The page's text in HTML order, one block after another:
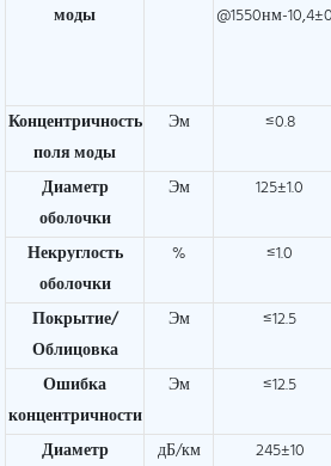
моды
@1550нм-
Концентричность
поля моды
Эм ≤0.8
Диаметр
оболочки
Эм 125±1.0
Некруглость
оболочки
% ≤1.0
Покрытие/
Облицовка
Эм ≤12.5
Ошибка
концентричности
Эм ≤12.5
Диаметр
дБ/км 245±10